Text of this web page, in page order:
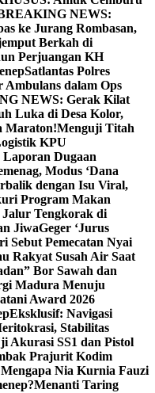
NEWS:
ke Jurang Rombasan,
Berkah di
Perjuangan KH
Satlantas Polres
Ambulans dalam Ops
NEWS: Gerak Kilat
Luka di Desa Kolor,
Maraton!Menguji Titah
KPU
Laporan Dugaan
Modus ‘Dana
dengan Isu Viral,
Program Makan
Tengkorak di
JiwaGeger ‘Jurus
Sebut Pemecatan Nyai
Rakyat Susah Air Saat
Bor Sawah dan
Madura Menuju
Award 2026
Eksklusif: Navigasi
Stabilitas
Akurasi SS1 dan Pistol
Prajurit Kodim
Nia Kurnia Fauzi
Menanti Taring